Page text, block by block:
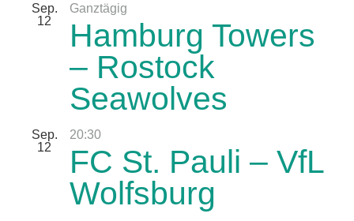
Sep.
12
Ganztägig
Hamburg Towers
– Rostock
Seawolves
Sep.
12
20:30
FC St. Pauli – VfL
Wolfsburg